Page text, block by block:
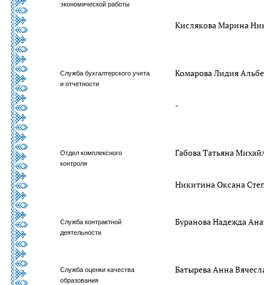
экономической работы
Кислякова Марина
Служба бухгалтерского учета
и отчетности
Комарова Лидия
-
Отдел комплексного
контроля
Габова Татьяна
Никитина Оксана
Служба контрактной
деятельности
Буранова Надежда
Служба оценки качества
образования
Батырева Анна